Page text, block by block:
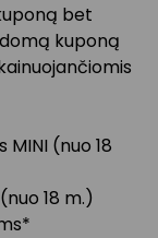
bet
kuponą
(nuo 18
18 m.)